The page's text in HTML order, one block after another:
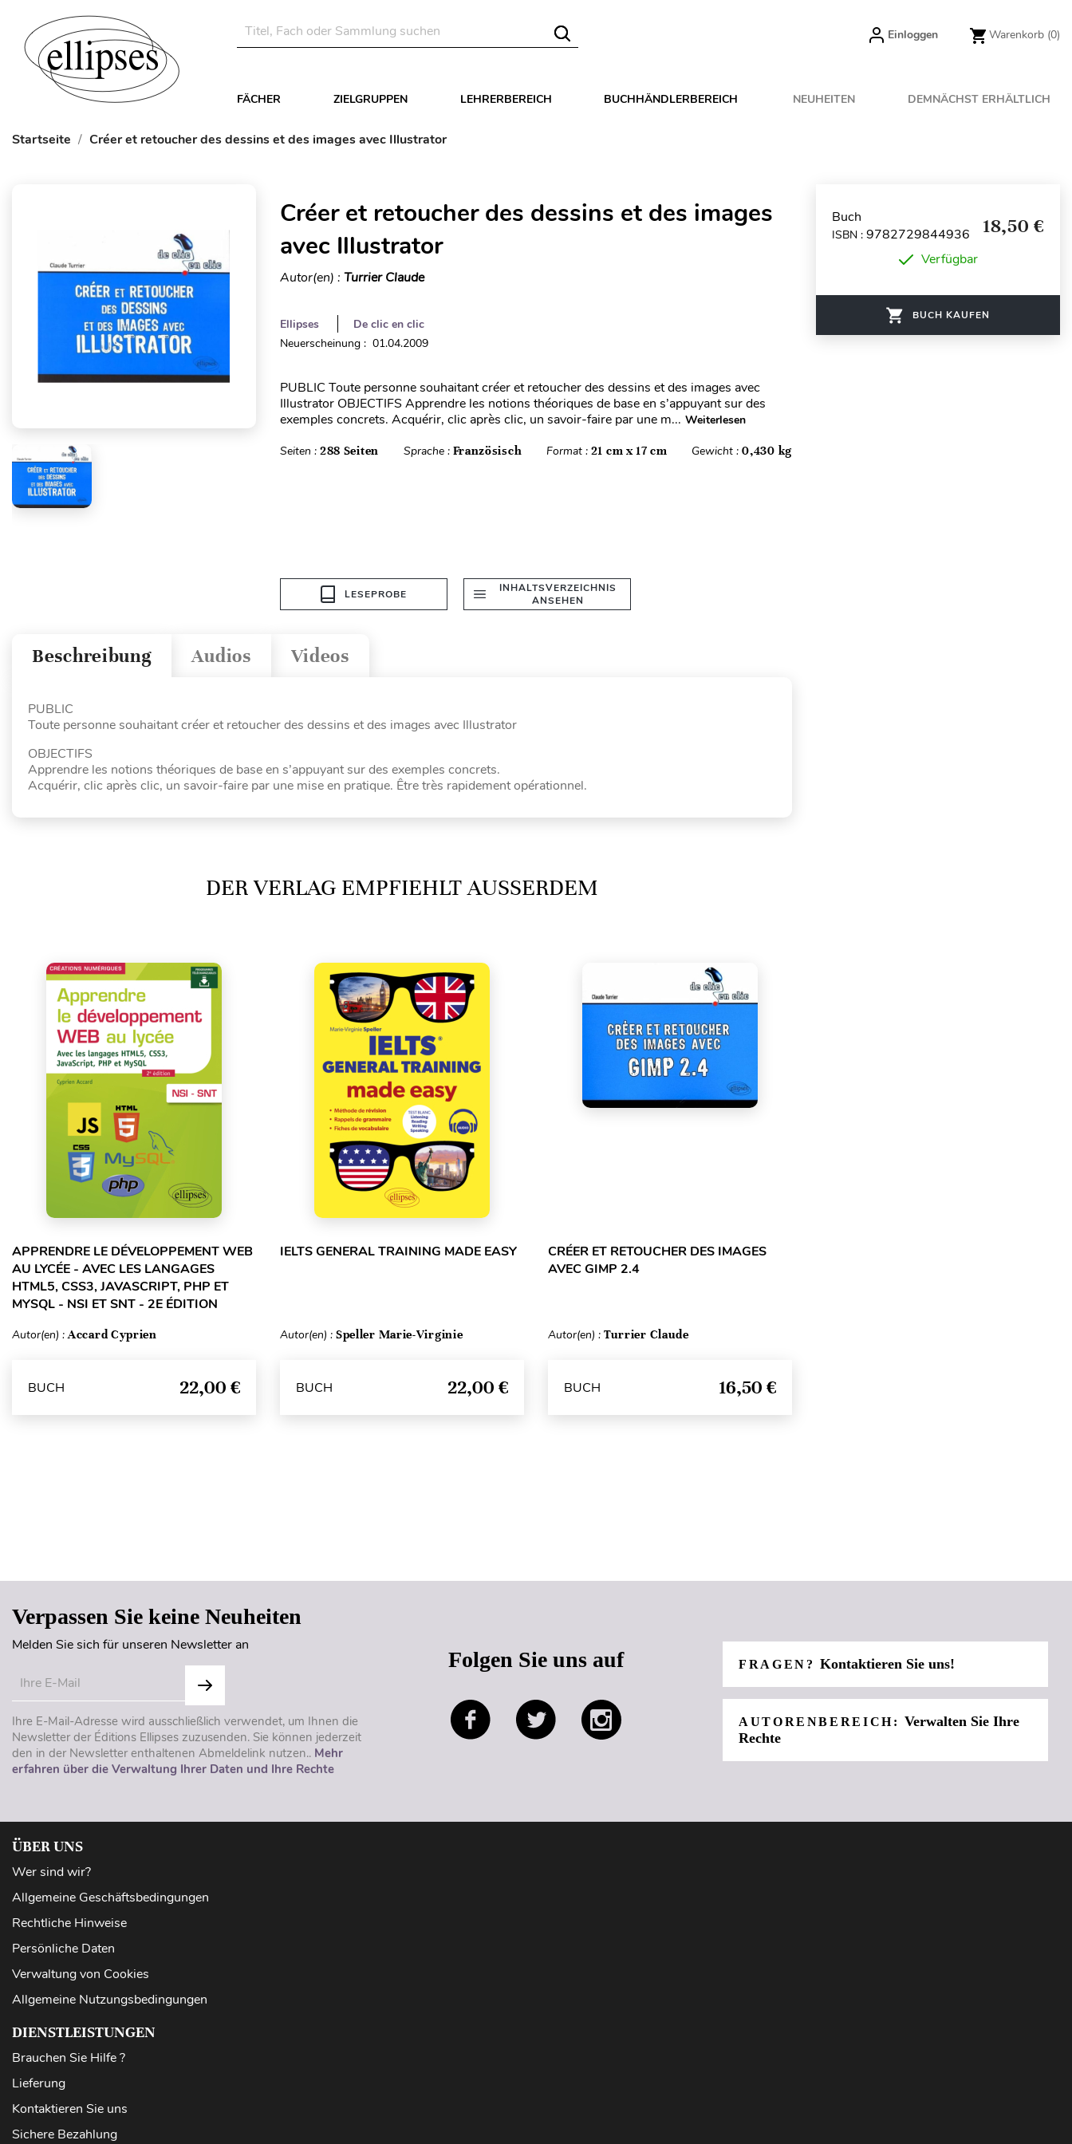
Einloggen Warenkorb (0)
FÄCHER ZIELGRUPPEN LEHRERBEREICH BUCHHÄNDLERBEREICH NEUHEITEN DEMNÄCHST ERHÄLTLICH
Startseite Créer et retoucher des dessins et des images avec Illustrator
Créer et retoucher des dessins et des images
avec Illustrator
Autor(en) : Turrier Claude
Ellipses
De clic en clic
Neuerscheinung : 01.04.2009
PUBLIC Toute personne souhaitant créer et retoucher des dessins et des images avec
Illustrator OBJECTIFS Apprendre les notions théoriques de base en s’appuyant sur des
exemples concrets. Acquérir, clic après clic, un savoir-faire par une m... Weiterlesen
Seiten : 288 Seiten Sprache : Französisch Format : 21 cm x 17 cm Gewicht :0,430 kg
LESEPROBE
INHALTSVERZEICHNIS
ANSEHEN
Videos
Audios
Beschreibung
PUBLIC
Toute personne souhaitant créer et retoucher des dessins et des images avec Illustrator
OBJECTIFS
Apprendre les notions théoriques de base en s’appuyant sur des exemples concrets.
Acquérir, clic après clic, un savoir-faire par une mise en pratique. Être très rapidement opérationnel.
DER VERLAG EMPFIEHLT AUSSERDEM
APPRENDRE LE DÉVELOPPEMENT WEB
AU LYCÉE - AVEC LES LANGAGES
HTML5, CSS3, JAVASCRIPT, PHP ET
MYSQL - NSI ET SNT - 2E ÉDITION
Autor(en) :Accard Cyprien
BUCH 22,00 €
IELTS GENERAL TRAINING MADE EASY
Autor(en) : Speller Marie-Virginie
BUCH 22,00 €
CRÉER ET RETOUCHER DES IMAGES
AVEC GIMP 2.4
Autor(en) : Turrier Claude
BUCH 16,50 €
Buch
ISBN : 9782729844936 18,50 €
Verfügbar
BUCH KAUFEN
Verpassen Sie keine Neuheiten
Melden Sie sich für unseren Newsletter an
Ihre E-Mail-Adresse wird ausschließlich verwendet, um Ihnen die
Newsletter der Éditions Ellipses zuzusenden. Sie können jederzeit
den in der Newsletter enthaltenen Abmeldelink nutzen.. Mehr
erfahren über die Verwaltung Ihrer Daten und Ihre Rechte
Folgen Sie uns auf FRAGEN?Kontaktieren Sie uns!
AUTORENBEREICH:Verwalten Sie Ihre
Rechte
ÜBER UNS
Wer sind wir?
Allgemeine Geschäftsbedingungen
Rechtliche Hinweise
Persönliche Daten
Verwaltung von Cookies
Allgemeine Nutzungsbedingungen
DIENSTLEISTUNGEN
Brauchen Sie Hilfe ?
Lieferung
Kontaktieren Sie uns
Sichere Bezahlung